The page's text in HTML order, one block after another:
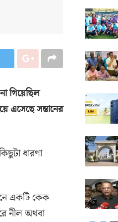
গিয়েছিল
এসেছে সন্তানের
ধারণা
একটি কেক
নীল অথবা